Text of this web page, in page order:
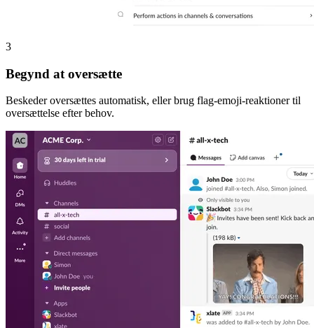
3
Begynd at oversætte
Beskeder oversættes automatisk, eller brug flag-emoji-reaktioner til
oversættelse efter behov.